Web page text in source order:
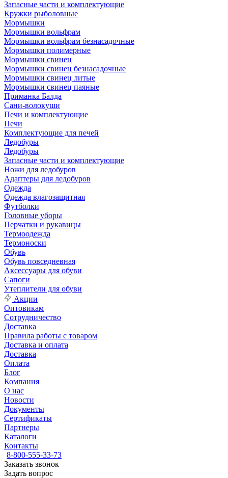
Запасные части и комплектующие
Кружки рыболовные
Мормышки
Мормышки вольфрам
Мормышки вольфрам безнасадочные
Мормышки полимерные
Мормышки свинец
Мормышки свинец безнасадочные
Мормышки свинец литые
Мормышки свинец паяные
Приманка Балда
Сани-волокуши
Печи и комплектующие
Печи
Комплектующие для печей
Ледобуры
Ледобуры
Запасные части и комплектующие
Ножи для ледобуров
Адаптеры для ледобуров
Одежда
Одежда влагозащитная
Футболки
Головные уборы
Перчатки и рукавицы
Термоодежда
Термоноски
Обувь
Обувь повседневная
Аксессуары для обуви
Сапоги
Утеплители для обуви
Акции
Оптовикам
Сотрудничество
Доставка
Правила работы с товаром
Доставка и оплата
Доставка
Оплата
Блог
Компания
О нас
Новости
Документы
Сертификаты
Партнеры
Каталоги
Контакты
8-800-555-33-73
Заказать звонок
Задать вопрос